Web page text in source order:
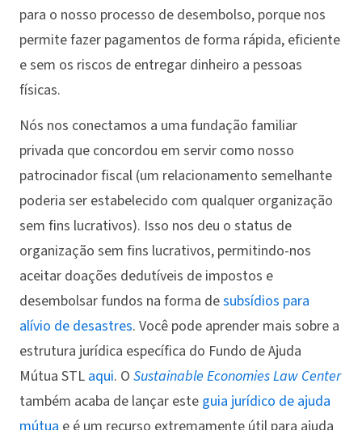
para o nosso processo de desembolso, porque nos
permite fazer pagamentos de forma rápida, eficiente
e sem os riscos de entregar dinheiro a pessoas
físicas.
Nós nos conectamos a uma fundação familiar
privada que concordou em servir como nosso
patrocinador fiscal (um relacionamento semelhante
poderia ser estabelecido com qualquer organização
sem fins lucrativos). Isso nos deu o status de
organização sem fins lucrativos, permitindo-nos
aceitar doações dedutíveis de impostos e
desembolsar fundos na forma desubsídios para
alívio de desastres. Você pode aprender mais sobre a
estrutura jurídica específica do Fundo de Ajuda
Mútua STL aqui. O Sustainable Economies Law Center
também acaba de lançar este guia jurídico de ajuda